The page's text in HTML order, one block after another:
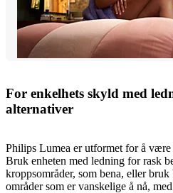
For enkelhets skyld med
alternativer
Philips Lumea er utformet for å
Bruk enheten med ledning for rask
kroppsområder, som bena, eller
områder som er vanskelige å nå,